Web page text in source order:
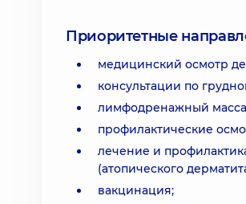
Приоритетные
медицинский осмотр
консультации по
лимфодренажный
профилактические
лечение и
(атопического
вакцинация;